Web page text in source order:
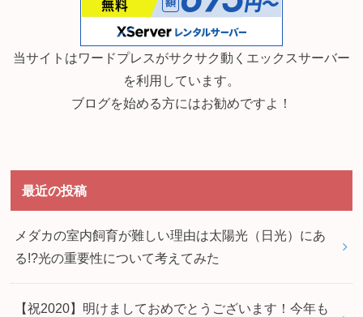
当サイトはワードプレスがサクサク動くエックスサーバー
を利用しています。
ブログを始める方にはお勧めですよ！
最近の投稿
メダカの室内飼育が難しい理由は太陽光（日光）にあ
る!?光の重要性について考えてみた
【祝2020】明けましておめでとうございます！今年も